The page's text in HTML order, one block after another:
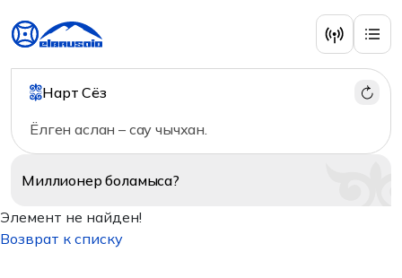
Нарт Сёз
Ёлген аслан – сау чычхан.
Миллионерболамыса?
Элемент не найден!
Возврат к списку